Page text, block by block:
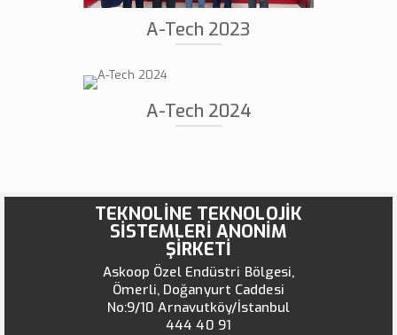
A-Tech 2023
A-Tech 2024
TEKNOLİNE TEKNOLOJİK
SİSTEMLERİ ANONİM
ŞİRKETİ
Askoop Özel Endüstri Bölgesi,
Ömerli, Doğanyurt Caddesi
No:9/10 Arnavutköy/İstanbul
444 40 91